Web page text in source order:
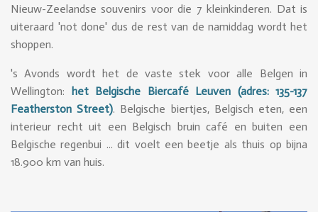
Nieuw-Zeelandse souvenirs voor die 7 kleinkinderen. Dat is
uiteraard 'not done' dus de rest van de namiddag wordt het
shoppen.
's Avonds wordt het de vaste stek voor alle Belgen in
Wellington: het Belgische Biercafé Leuven (adres: 135-137
Featherston Street). Belgische biertjes, Belgisch eten, een
interieur recht uit een Belgisch bruin café en buiten een
Belgische regenbui ... dit voelt een beetje als thuis op bijna
18.900 km van huis.